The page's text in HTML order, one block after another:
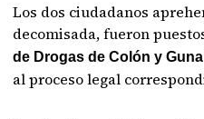
Los dos ciudadanos
decomisada, fueron
de Drogas de Colón y
al proceso legal